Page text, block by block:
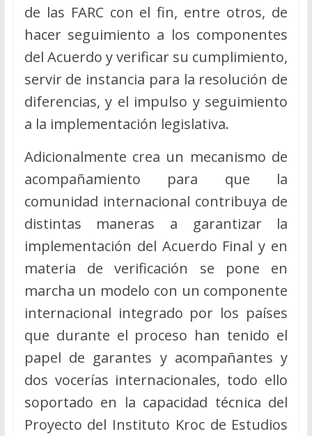
de las FARC con el fin, entre otros, de
hacer seguimiento a los componentes
del Acuerdo y verificar su cumplimiento,
servir de instancia para la resolución de
diferencias, y el impulso y seguimiento
a la implementación legislativa.
Adicionalmente crea un mecanismo de
acompañamiento para que la
comunidad internacional contribuya de
distintas maneras a garantizar la
implementación del Acuerdo Final y en
materia de verificación se pone en
marcha un modelo con un componente
internacional integrado por los países
que durante el proceso han tenido el
papel de garantes y acompañantes y
dos vocerías internacionales, todo ello
soportado en la capacidad técnica del
Proyecto del Instituto Kroc de Estudios